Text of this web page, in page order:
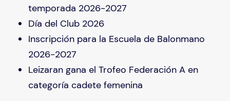
temporada 2026-2027
Día del Club 2026
Inscripción para la Escuela de Balonmano
2026-2027
Leizaran gana el Trofeo Federación A en
categoría cadete femenina